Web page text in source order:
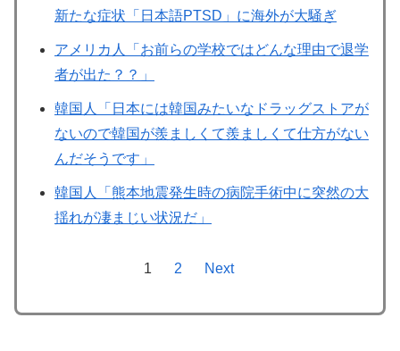
新たな症状「日本語PTSD」に海外が大騒ぎ
アメリカ人「お前らの学校ではどんな理由で退学
者が出た？？」
韓国人「日本には韓国みたいなドラッグストアが
ないので韓国が羨ましくて羨ましくて仕方がない
んだそうです」
韓国人「熊本地震発生時の病院手術中に突然の大
揺れが凄まじい状況だ」
1 2 Next